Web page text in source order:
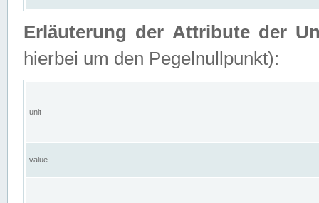
Erläuterung der Attribute der
hierbei um den Pegelnullpunkt):
unit
value